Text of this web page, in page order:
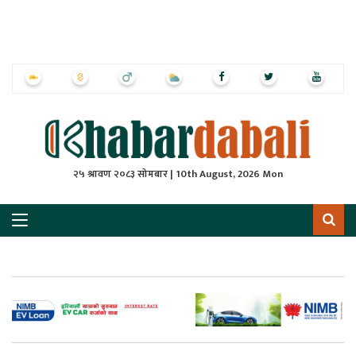
२५ श्रावण २०८३ सोमबार | 10th August, 2026 Mon